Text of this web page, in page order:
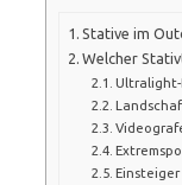
Stative im
Welcher